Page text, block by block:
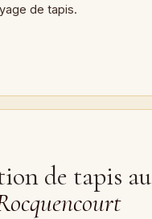
de tapis.
de tapis au